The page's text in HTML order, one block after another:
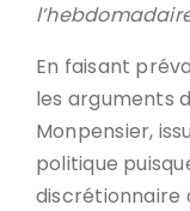
En faisant
les arguments
Monpensier,
politique
discrétionnaire